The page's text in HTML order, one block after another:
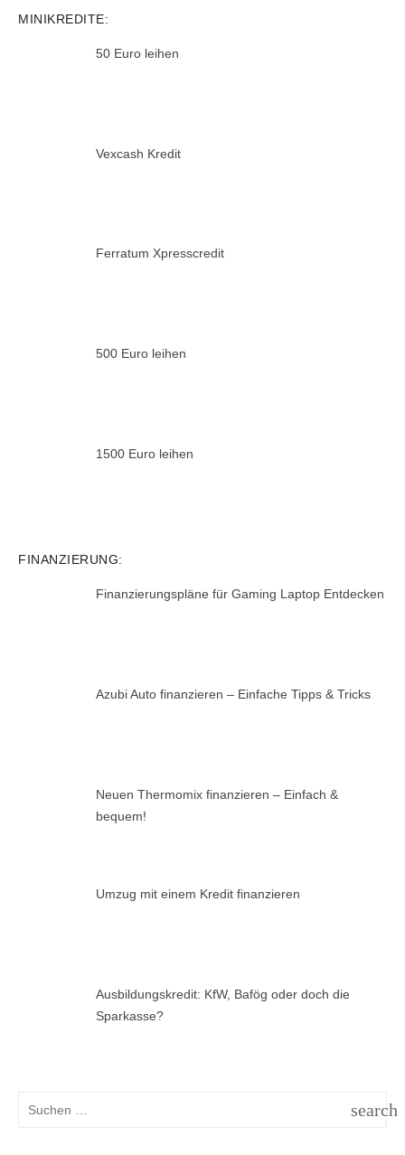
MINIKREDITE:
50 Euro leihen
Vexcash Kredit
Ferratum Xpresscredit
500 Euro leihen
1500 Euro leihen
FINANZIERUNG:
Finanzierungspläne für Gaming Laptop Entdecken
Azubi Auto finanzieren – Einfache Tipps & Tricks
Neuen Thermomix finanzieren – Einfach &
bequem!
Umzug mit einem Kredit finanzieren
Ausbildungskredit: KfW, Bafög oder doch die
Sparkasse?
search